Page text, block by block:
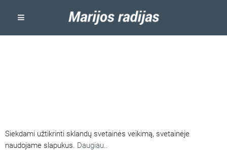
Siekdami užtikrinti sklandų svetainės veikimą, svetainėje
naudojame slapukus. Daugiau..